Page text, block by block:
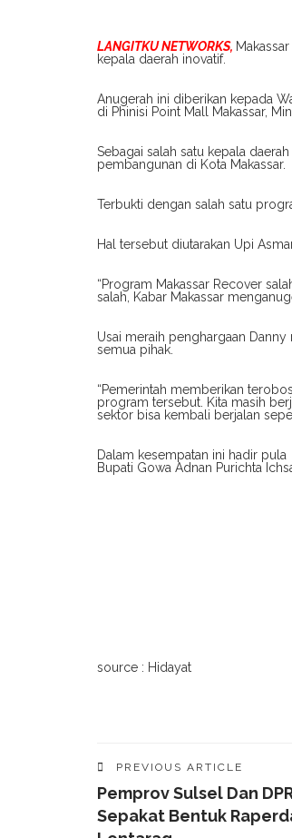
LANGITKU NETWORKS,
kepala daerah inovatif.
Anugerah ini diberikan kepada
di Phinisi Point Mall Makassar,
Sebagai salah satu kepala
pembangunan di Kota Makassar.
Terbukti dengan salah satu
Hal tersebut diutarakan Upi
“Program Makassar Recover
salah, Kabar Makassar
Usai meraih penghargaan
semua pihak.
“Pemerintah memberikan
program tersebut. Kita masih
sektor bisa kembali berjalan
Dalam kesempatan ini hadir pula
Bupati Gowa Adnan Purichta
source : Hidayat
PREVIOUS ARTICLE
Pemprov Sulsel Dan
Sepakat Bentuk